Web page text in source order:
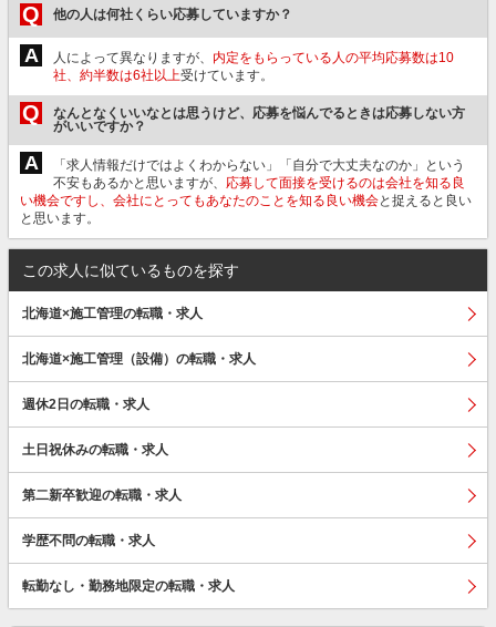
Q 他の人は何社くらい応募していますか？
A 人によって異なりますが、 内定をもらっている人の平均応募数は10
社、約半数は6社以上受けています。
Q
なんとなくいいなとは思うけど、応募を悩んでるときは応募しない方
がいいですか？
A
「求人情報だけではよくわからない」「自分で大丈夫なのか」という
不安もあるかと思いますが、 応募して面接を受けるのは会社を知る良
い機会ですし、会社にとってもあなたのことを知る良い機会と捉えると良い
と思います。
この求人に似ているものを探す
北海道×施工管理の転職・求人
北海道×施工管理（設備）の転職・求人
週休2日の転職・求人
土日祝休みの転職・求人
第二新卒歓迎の転職・求人
学歴不問の転職・求人
転勤なし・勤務地限定の転職・求人